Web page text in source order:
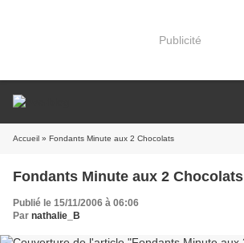
Publicité
Accueil » Fondants Minute aux 2 Chocolats
Fondants Minute aux 2 Chocolats
Publié le 15/11/2006 à 06:06
Par nathalie_B